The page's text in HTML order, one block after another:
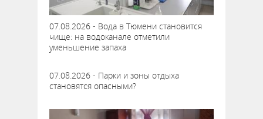
07.08.2026 - Вода в Тюмени становится
чище: на водоканале отметили
уменьшение запаха
07.08.2026 - Парки и зоны отдыха
становятся опасными?